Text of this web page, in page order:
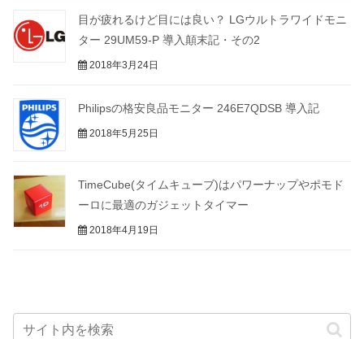
目が疲れるけど目には良い？ LGウルトラワイドモニ
ター 29UM59-P 導入顛末記・その2
2018年3月24日
Philipsの格安良品モニター 246E7QDSB 導入記
2018年5月25日
TimeCube(タイムキューブ)はパワーナップやポモド
ーロに最適のガジェットタイマー
2018年4月19日